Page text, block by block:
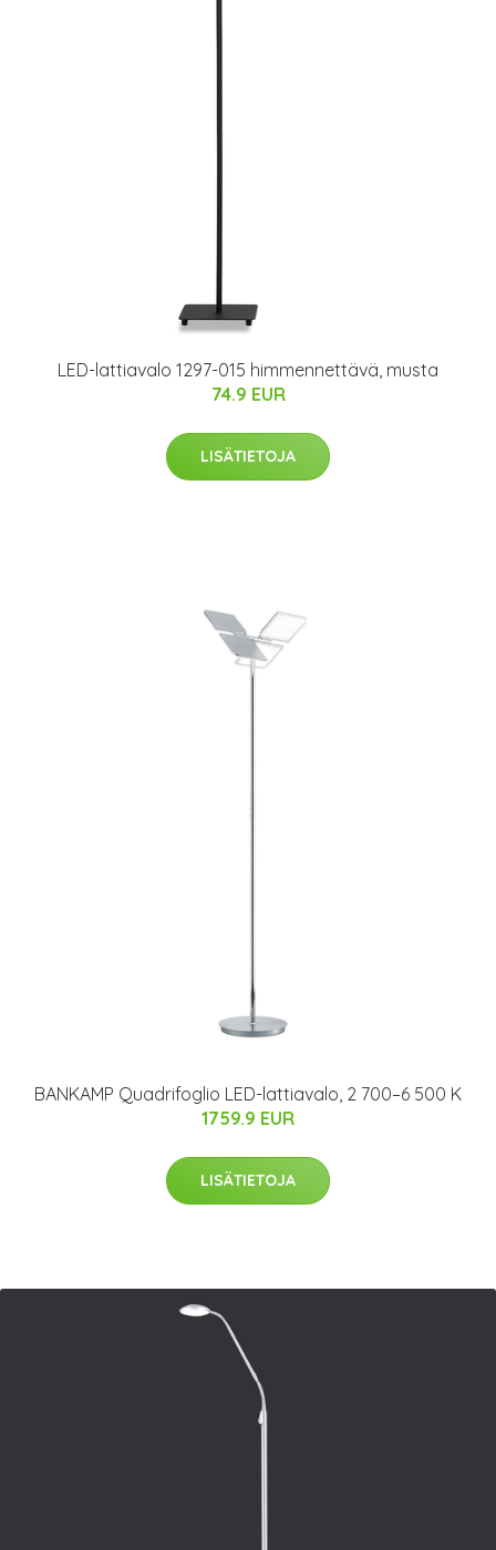
LED-lattiavalo 1297-015 himmennettävä, musta
74.9 EUR
LISÄTIETOJA
BANKAMP Quadrifoglio LED-lattiavalo, 2 700–6 500 K
1759.9 EUR
LISÄTIETOJA